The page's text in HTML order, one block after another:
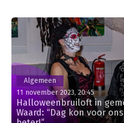
Algemeen
11 november 2023, 20:45
Halloweenbruiloft in
Waard: “Dag kon voor